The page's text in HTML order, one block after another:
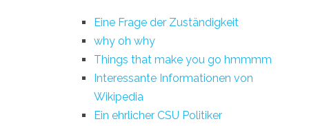
Eine Frage der Zuständigkeit
why oh why
Things that make you go hmmmm
Interessante Informationen von
Wikipedia
Ein ehrlicher CSU Politiker